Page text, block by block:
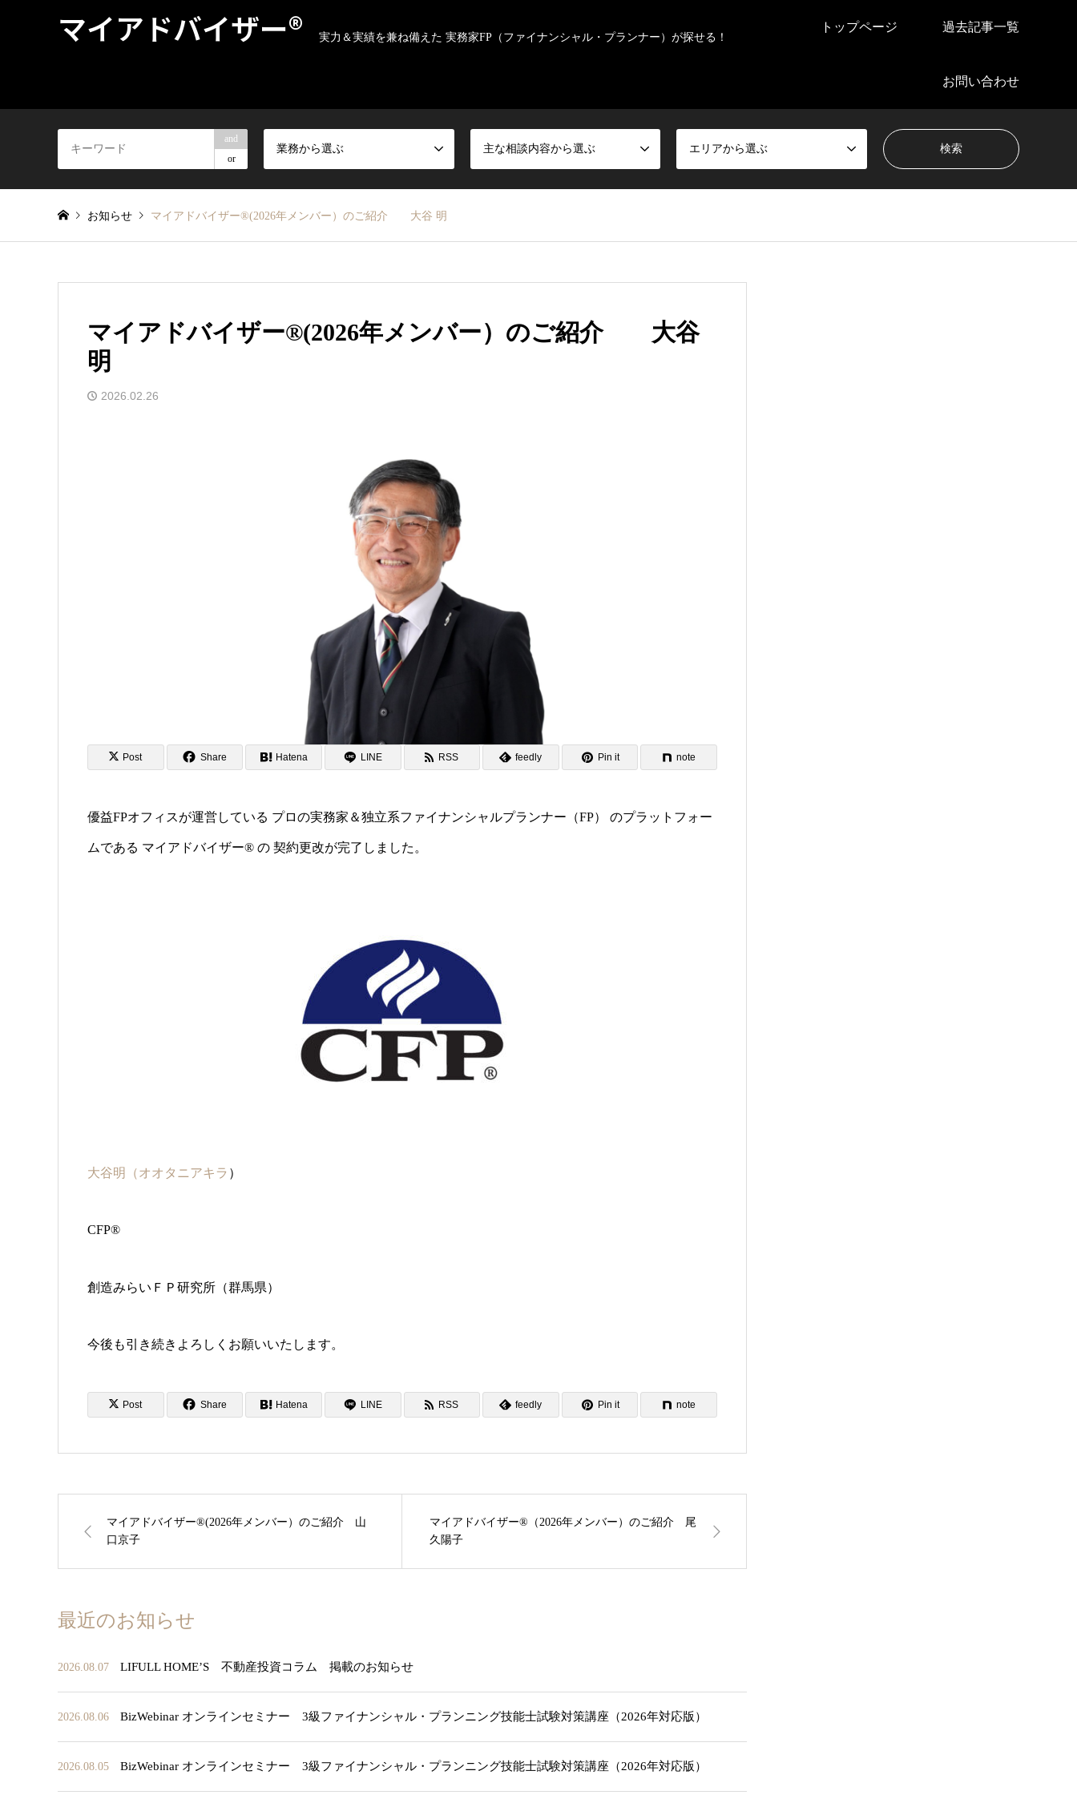
マイアドバイザー® 実力＆実績を兼ね備えた 実務家FP（ファイナンシャル・プランナー）が探せる！
トップページ 過去記事一覧
お問い合わせ
and
or
業務から選ぶ 主な相談内容から選ぶ エリアから選ぶ
お知らせ マイアドバイザー®(2026年メンバー）のご紹介 大谷 明
マイアドバイザー®(2026年メンバー）のご紹介 大谷
明
2026.02.26
Post Share Hatena LINE RSS feedly Pin it note
優益FPオフィスが運営している プロの実務家＆独立系ファイナンシャルプランナー（FP） のプラットフォー
ムである マイアドバイザー® の 契約更改が完了しました。
大谷明（オオタニアキラ ）
CFP®
創造みらいＦＰ研究所（群馬県）
今後も引き続きよろしくお願いいたします。
Post Share Hatena LINE RSS feedly Pin it note
マイアドバイザー®(2026年メンバー）のご紹介 山
口京子
マイアドバイザー®（2026年メンバー）のご紹介 尾
久陽子
最近のお知らせ
2026.08.07 LIFULL HOME’S 不動産投資コラム 掲載のお知らせ
2026.08.06 BizWebinar オンラインセミナー 3級ファイナンシャル・プランニング技能士試験対策講座（2026年対応版）
2026.08.05 BizWebinar オンラインセミナー 3級ファイナンシャル・プランニング技能士試験対策講座（2026年対応版）